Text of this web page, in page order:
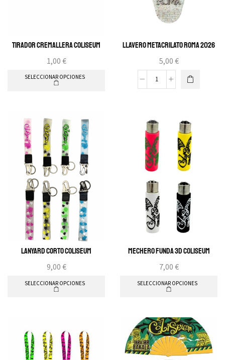
Tirador Cremallera Coliseum
1,00 €
SELECCIONAR OPCIONES
Llavero metacrilato ROMA 2026
5,00 €
Lanyard Corto Coliseum
9,00 €
SELECCIONAR OPCIONES
Mechero Funda 3D Coliseum
7,00 €
SELECCIONAR OPCIONES